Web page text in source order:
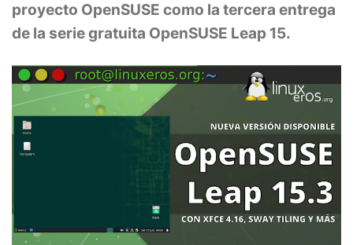
proyecto OpenSUSE como la tercera entrega
de la serie gratuita OpenSUSE Leap 15.